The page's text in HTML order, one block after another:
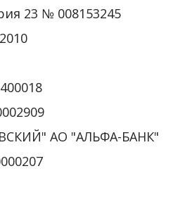
23 № 008153245
АО "АЛЬФА-БАНК"